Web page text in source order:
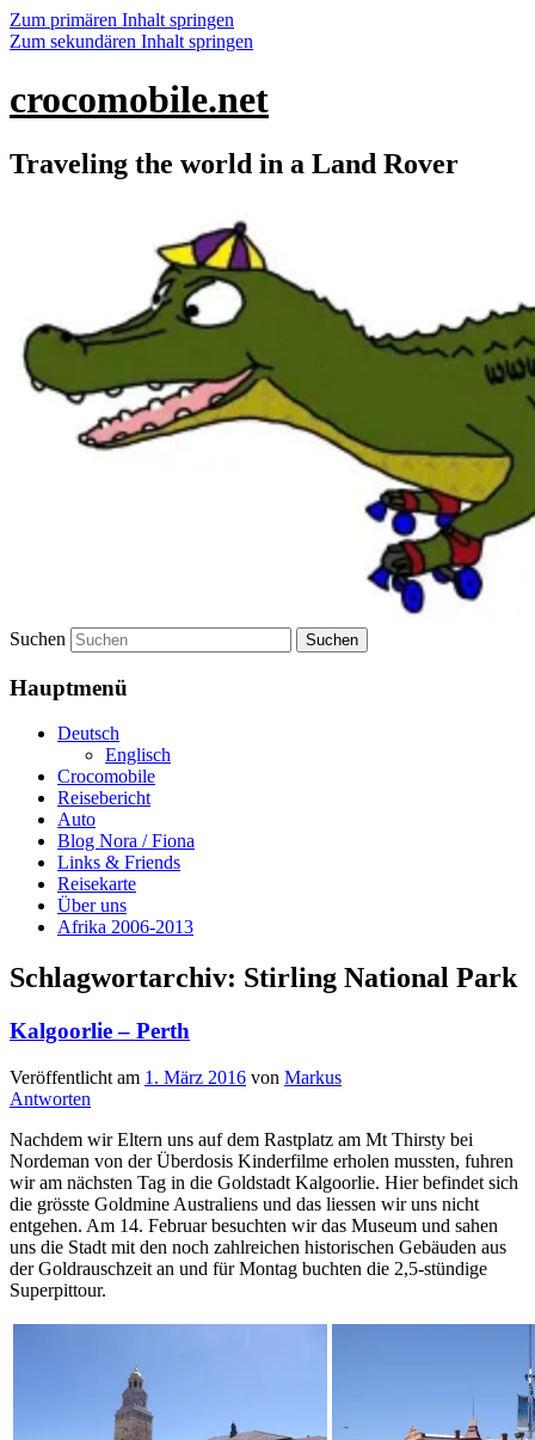
Zum primären Inhalt springen
Zum sekundären Inhalt springen
crocomobile.net
Traveling the world in a Land Rover
Suchen
Hauptmenü
Deutsch
Englisch
Crocomobile
Reisebericht
Auto
Blog Nora / Fiona
Links & Friends
Reisekarte
Über uns
Afrika 2006-2013
Schlagwortarchiv: Stirling National Park
Kalgoorlie – Perth
Veröffentlicht am 1. März 2016 von Markus
Antworten
Nachdem wir Eltern uns auf dem Rastplatz am Mt Thirsty bei
Nordeman von der Überdosis Kinderfilme erholen mussten, fuhren
wir am nächsten Tag in die Goldstadt Kalgoorlie. Hier befindet sich
die grösste Goldmine Australiens und das liessen wir uns nicht
entgehen. Am 14. Februar besuchten wir das Museum und sahen
uns die Stadt mit den noch zahlreichen historischen Gebäuden aus
der Goldrauschzeit an und für Montag buchten die 2,5-stündige
Superpittour.